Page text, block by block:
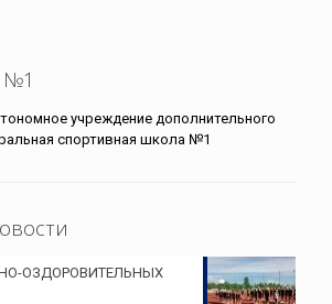
учреждение дополнительного
спортивная школа №1
ОЗДОРОВИТЕЛЬНЫХ